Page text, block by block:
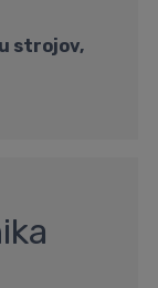
strojov,